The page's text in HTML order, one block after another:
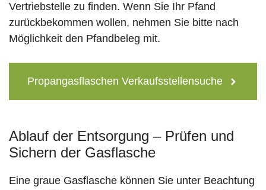
Vertriebstelle zu finden. Wenn Sie Ihr Pfand
zurückbekommen wollen, nehmen Sie bitte nach
Möglichkeit den Pfandbeleg mit.
Propangasflaschen Verkaufsstellensuche
Ablauf der Entsorgung – Prüfen und
Sichern der Gasflasche
Eine graue Gasflasche können Sie unter Beachtung